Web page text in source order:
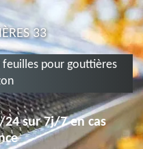
33
pour gouttières
sur 7j/7 en cas